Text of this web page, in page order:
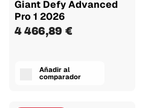
Giant Defy Advanced
Pro 1 2026
4 466,89 €
Añadir al
comparador